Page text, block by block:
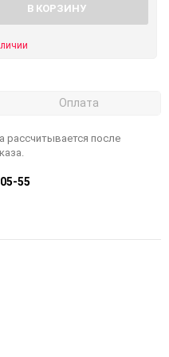
В КОРЗИНУ
Оплата
рассчитывается после
55